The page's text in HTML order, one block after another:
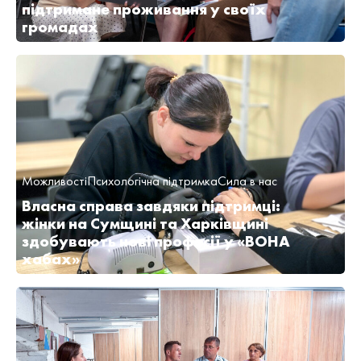
підтримане проживання у своїх
громадах
МожливостіПсихологічна підтримкаСила в нас
Власна справа завдяки підтримці:
жінки на Сумщині та Харківщині
здобувають нові професії у «ВОНА
хабах»